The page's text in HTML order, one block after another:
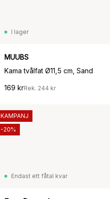
I lager
MUUBS
Kama tvålfat Ø11,5 cm, Sand
169 krRek. 244 kr
Endast ett fåtal kvar
KAMPANJ
-20%